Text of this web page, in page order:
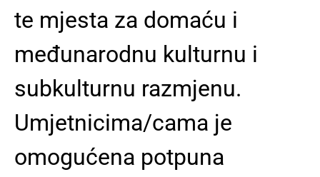
te mjesta za domaću i
međunarodnu kulturnu i
subkulturnu razmjenu.
Umjetnicima/cama je
omogućena potpuna